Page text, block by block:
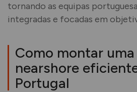
tornando as equipas
integradas e focadas em
Como montar
nearshore
Portugal